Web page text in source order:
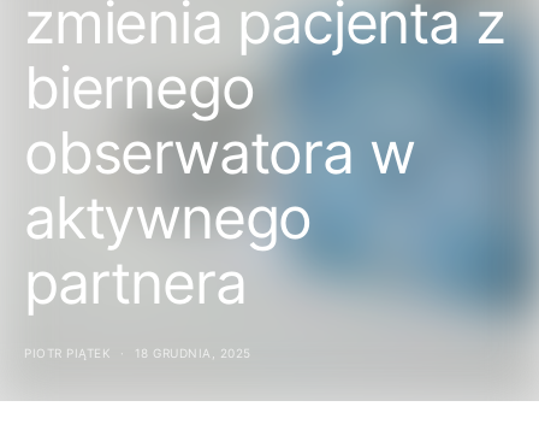
zmienia pacjenta z
biernego
obserwatora w
aktywnego
partnera
PIOTR PIĄTEK 18 GRUDNIA, 2025